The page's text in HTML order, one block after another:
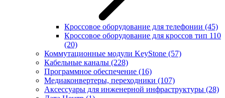
Кроссовое оборудование для телефонии (45)
Кроссовое оборудование для кроссов тип 110
(20)
Коммутационные модули KeyStone (57)
Кабельные каналы (228)
Программное обеспечение (16)
Медиаконвертеры, переходники (107)
Аксессуары для инженерной инфраструктуры (28)